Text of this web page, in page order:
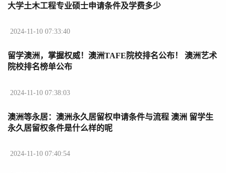
大学土木工程专业硕士申请条件及学费多少
2024-11-10 07:33:40
留学澳洲，掌握权威！澳洲TAFE院校排名公布！ 澳洲艺术
院校排名榜单公布
2024-11-10 07:38:03
澳洲等永居：澳洲永久居留权申请条件与流程 澳洲 留学生
永久居留权条件是什么样的呢
2024-11-10 07:40:54